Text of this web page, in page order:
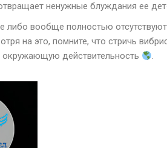
ненужные блуждания ее
либо вообще полностью
на это, помните, что стричь
окружающую действительность
.